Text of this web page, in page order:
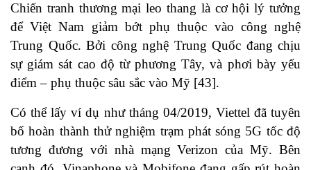
Chiến tranh thương mại leo thang là cơ hội lý tưởng
để Việt Nam giảm bớt phụ thuộc vào công nghệ
Trung Quốc. Bởi công nghệ Trung Quốc đang chịu
sự giám sát cao độ từ phương Tây, và phơi bày yếu
điểm – phụ thuộc sâu sắc vào Mỹ [43].
Có thể lấy ví dụ như tháng 04/2019, Viettel đã tuyên
bố hoàn thành thử nghiệm trạm phát sóng 5G tốc độ
tương đương với nhà mạng Verizon của Mỹ. Bên